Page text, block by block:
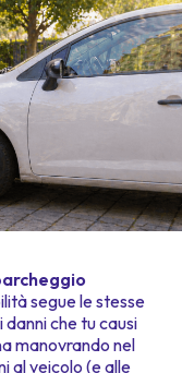
segue le stesse
che tu causi
manovrando nel
al veicolo (e alle